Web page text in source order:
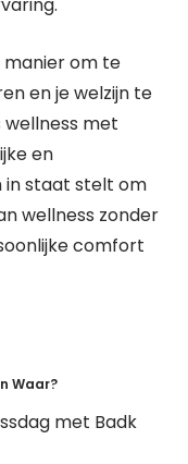
manier om te
en je welzijn te
met
en
staat stelt om
wellness zonder
comfort
Waar?
met Badk